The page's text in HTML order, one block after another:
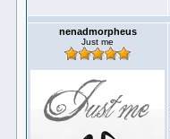
nenadmorpheus
Just me